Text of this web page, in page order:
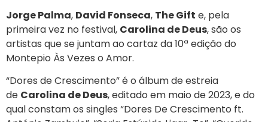
Jorge Palma, David Fonseca, The Gift e, pela
primeira vez no festival, Carolina de Deus, são os
artistas que se juntam ao cartaz da 10ª edição do
Montepio Às Vezes o Amor.
“Dores de Crescimento” é o álbum de estreia
de Carolina de Deus, editado em maio de 2023, e do
qual constam os singles “Dores De Crescimento ft.